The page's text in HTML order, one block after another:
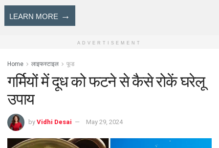
ADVERTISEMENT
Home लाइफस्टाइल फूड
गर्मियों में दूध को फटने से कैसे रोकें घरेलू
उपाय
by Vidhi Desai May 29, 2024